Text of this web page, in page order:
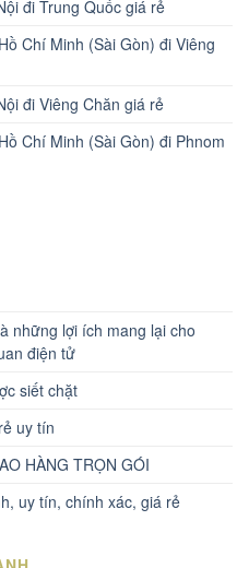
đi Trung Quốc giá rẻ
Chí Minh (Sài Gòn) đi Viêng
đi Viêng Chăn giá rẻ
Chí Minh (Sài Gòn) đi Phnom
những lợi ích mang lại cho
điện tử
siết chặt
uy tín
HÀNG TRỌN GÓI
uy tín, chính xác, giá rẻ